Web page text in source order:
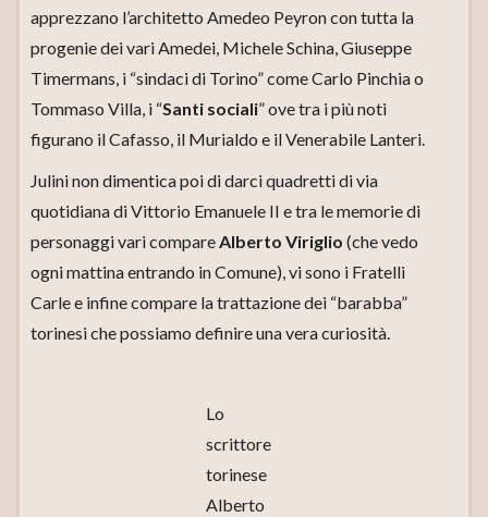
apprezzano l’architetto Amedeo Peyron con tutta la
progenie dei vari Amedei, Michele Schina, Giuseppe
Timermans, i “sindaci di Torino” come Carlo Pinchia o
Tommaso Villa, i “Santi sociali” ove tra i più noti
figurano il Cafasso, il Murialdo e il Venerabile Lanteri.
Julini non dimentica poi di darci quadretti di via
quotidiana di Vittorio Emanuele II e tra le memorie di
personaggi vari compareAlberto Viriglio (che vedo
ogni mattina entrando in Comune), vi sono i Fratelli
Carle e infine compare la trattazione dei “barabba”
torinesi che possiamo definire una vera curiosità.
Lo
scrittore
torinese
Alberto